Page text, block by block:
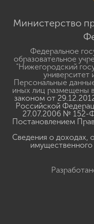
Министерство
Федеральное
образовательное
"Нижегородский
университет
Персональные
иных лиц размещены
законом от
Российской
27.07.2006 № 152-
Постановлением
Сведения о доходах,
имущественного